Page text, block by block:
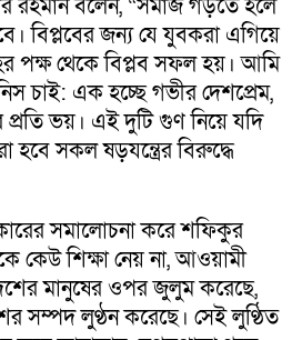
রহমান বলেন, “সমাজ গড়তে হলে
বিপ্লবের জন্য যে যুবকরা এগিয়ে
পক্ষ থেকে বিপ্লব সফল হয়। আমি
চাই: এক হচ্ছে গভীর দেশপ্রেম,
প্রতি ভয়। এই দুটি গুণ নিয়ে যদি
সকল ষড়যন্ত্রের বিরুদ্ধে
সমালোচনা করে শফিকুর
কেউ শিক্ষা নেয় না, আওয়ামী
মানুষের ওপর জুলুম করেছে,
সম্পদ লুণ্ঠন করেছে। সেই লুণ্ঠিত